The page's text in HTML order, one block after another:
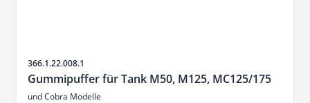
SKU
366.1.22.008.1
Gummipuffer für Tank M50, M125, MC125/175
und Cobra Modelle